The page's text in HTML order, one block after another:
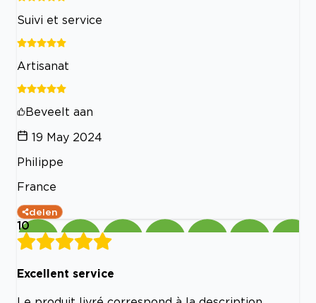
Suivi et service
Artisanat
Beveelt aan
19 May 2024
Philippe
France
delen
10
Excellent service